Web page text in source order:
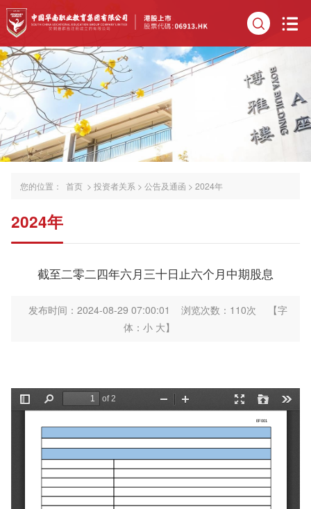
您的位置： 首页 > 投资者关系 > 公告及通函 > 2024年
2024年
截至二零二四年六月三十日止六个月中期股息
发布时间：2024-08-29 07:00:01 浏览次数： 110次
【字
体： 小 大】